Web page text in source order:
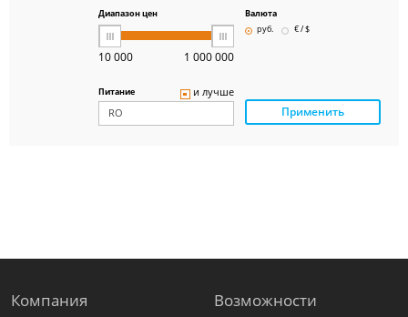
Интурист
Диапазон цен
10 000 1 000 000
Валюта
руб.
€ / $
Питание и лучше
Применить
Компания Возможности